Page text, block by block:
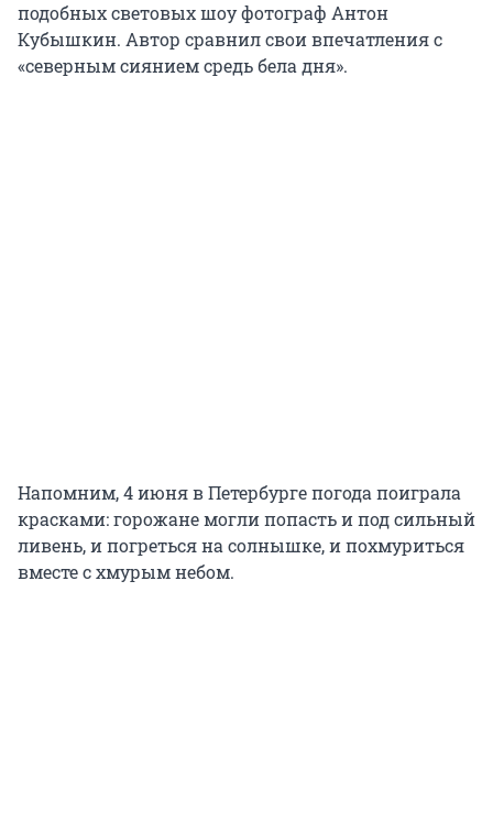
подобных световых шоу фотограф Антон
Кубышкин. Автор сравнил свои впечатления с
«северным сиянием средь бела дня».
Напомним, 4 июня в Петербурге погода поиграла
красками: горожане могли попасть и под сильный
ливень, и погреться на солнышке, и похмуриться
вместе с хмурым небом.